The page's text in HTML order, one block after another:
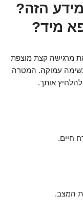
הזה?
מיד?
מרגישה קצת מוצפת
עמוקה. המטרה
אותך.
חיים.
המצב.